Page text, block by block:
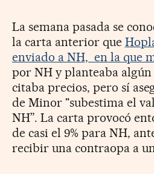
La semana pasada se
la carta anterior que
enviado a NH, en la que
por NH y planteaba
citaba precios, pero sí
de Minor "subestima el
NH”. La carta provocó
de casi el 9% para NH,
recibir una contraopa a